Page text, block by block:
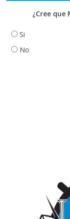
¿Cree
Si
No